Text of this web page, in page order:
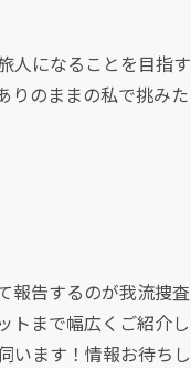
人になることを目指
のままの私で挑み
告するのが我流捜査
まで幅広くご紹介し
ます！情報お待ちし